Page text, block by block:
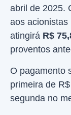
abril de 2025.
aos
atingirá R$
proventos
O pagamento
primeira de
segunda no